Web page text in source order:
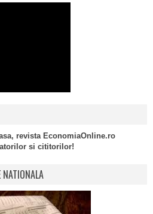
revista EconomiaOnline.ro
si cititorilor!
NATIONALA